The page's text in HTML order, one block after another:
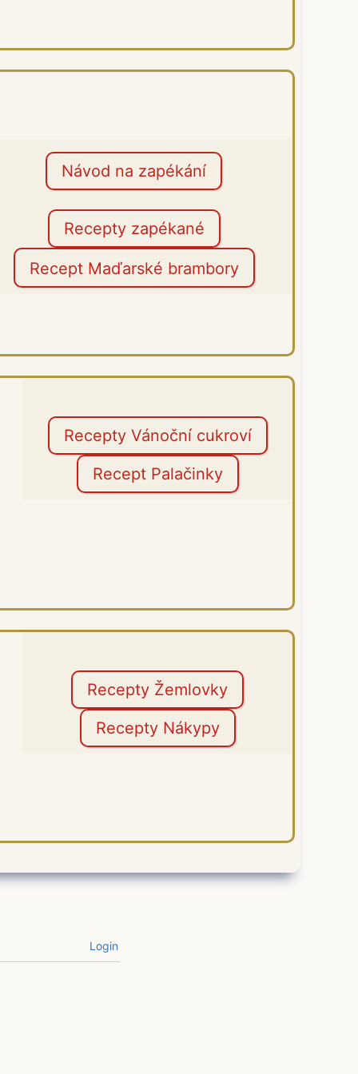
Návod na zapékání
Recepty zapékané
Recept Maďarské brambory
Recepty Vánoční cukroví
Recept Palačinky
Recepty Žemlovky
Recepty Nákypy
Login